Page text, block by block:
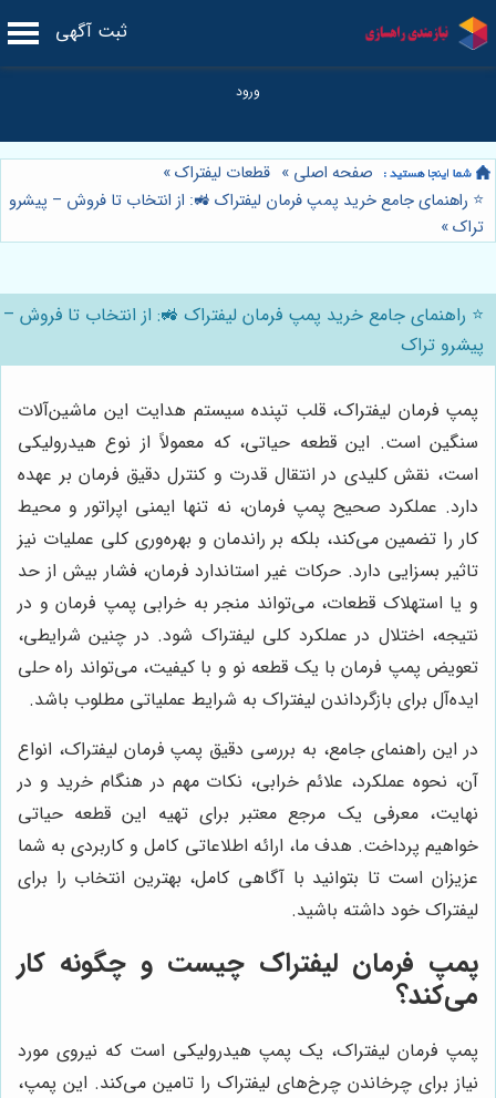
ثبت آگهی
صفحه اصلی » قطعات لیفتراک»
⭐️ راهنمای جامع خرید پمپ فرمان لیفتراک 🚜: از انتخاب تا فروش – پیشرو
تراک»
⭐️ راهنمای جامع خرید پمپ فرمان لیفتراک 🚜: از انتخاب تا فروش –
پیشرو تراک
پمپ فرمان لیفتراک، قلب تپنده سیستم هدایت این ماشین‌آلات
سنگین است. این قطعه حیاتی، که معمولاً از نوع هیدرولیکی
است، نقش کلیدی در انتقال قدرت و کنترل دقیق فرمان بر عهده
دارد. عملکرد صحیح پمپ فرمان، نه تنها ایمنی اپراتور و محیط
کار را تضمین می‌کند، بلکه بر راندمان و بهره‌وری کلی عملیات نیز
تاثیر بسزایی دارد. حرکات غیر استاندارد فرمان، فشار بیش از حد
و یا استهلاک قطعات، می‌تواند منجر به خرابی پمپ فرمان و در
نتیجه، اختلال در عملکرد کلی لیفتراک شود. در چنین شرایطی،
تعویض پمپ فرمان با یک قطعه نو و با کیفیت، می‌تواند راه حلی
ایده‌آل برای بازگرداندن لیفتراک به شرایط عملیاتی مطلوب باشد.
در این راهنمای جامع، به بررسی دقیق پمپ فرمان لیفتراک، انواع
آن، نحوه عملکرد، علائم خرابی، نکات مهم در هنگام خرید و در
نهایت، معرفی یک مرجع معتبر برای تهیه این قطعه حیاتی
خواهیم پرداخت. هدف ما، ارائه اطلاعاتی کامل و کاربردی به شما
عزیزان است تا بتوانید با آگاهی کامل، بهترین انتخاب را برای
لیفتراک خود داشته باشید.
پمپ فرمان لیفتراک چیست و چگونه کار
می‌کند؟
پمپ فرمان لیفتراک، یک پمپ هیدرولیکی است که نیروی مورد
نیاز برای چرخاندن چرخ‌های لیفتراک را تامین می‌کند. این پمپ،